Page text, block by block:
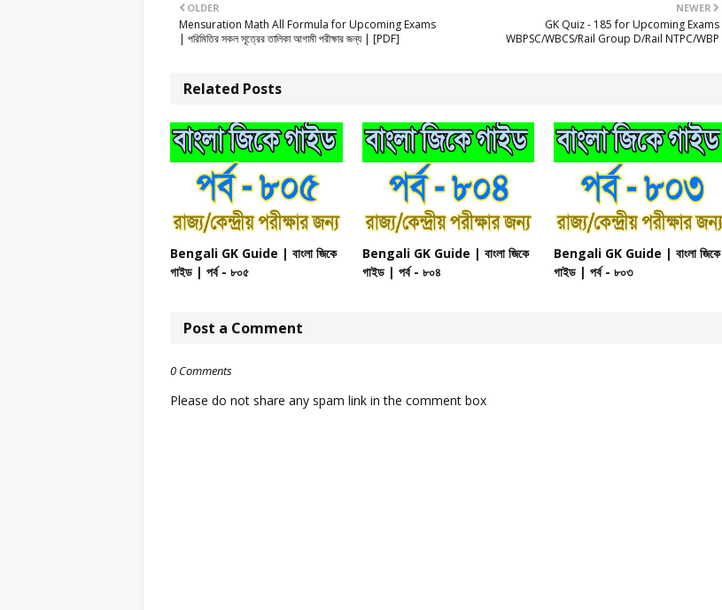
NEWER
GK Quiz - 185 for Upcoming Exams
WBPSC/WBCS/Rail Group D/Rail NTPC/WBP
OLDER
Mensuration Math All Formula for Upcoming Exams
| পরিমিতির সকল সূত্রের তালিকা আগামী পরীক্ষার জন্য | [PDF]
Related Posts
Bengali GK Guide | বাংলা জিকে
গাইড | পর্ব - ৮০৫
Bengali GK Guide | বাংলা জিকে
গাইড | পর্ব - ৮০৪
Bengali GK Guide | বাংলা জিকে
গাইড | পর্ব - ৮০৩
Post a Comment
0 Comments
Please do not share any spam link in the comment box